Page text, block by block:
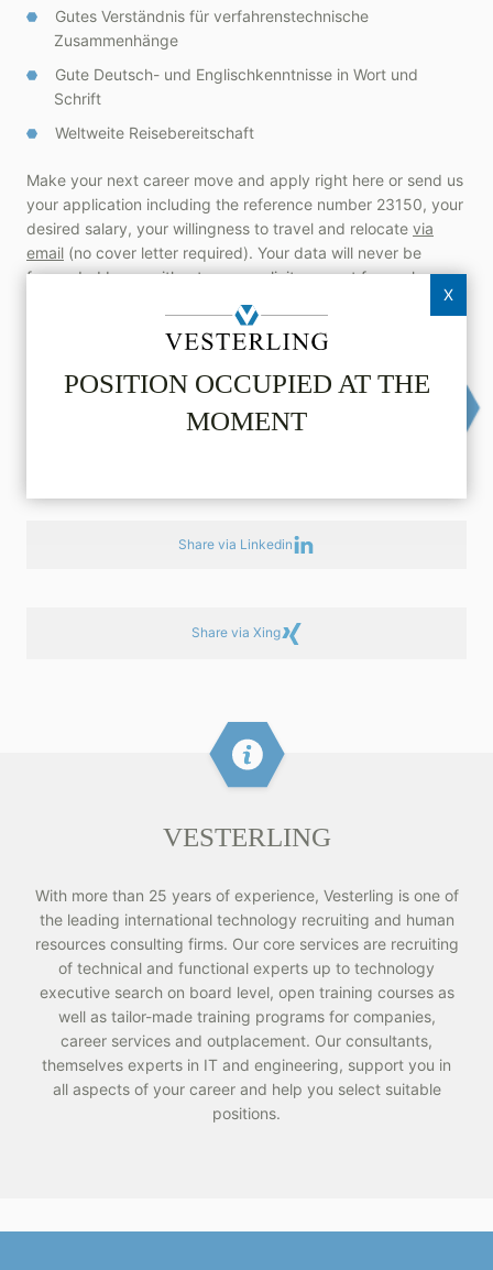
POSITION OCCUPIED AT THE
MOMENT
X
Gutes Verständnis für verfahrenstechnische
Zusammenhänge
Gute Deutsch- und Englischkenntnisse in Wort und
Schrift
Weltweite Reisebereitschaft
Make your next career move and apply right here or send us
your application including the reference number 23150, your
desired salary, your willingness to travel and relocate via
email (no cover letter required). Your data will never be
forwarded by us without your explicit consent for each
Share via Linkedin
Share via Xing
VESTERLING
With more than 25 years of experience, Vesterling is one of
the leading international technology recruiting and human
resources consulting firms. Our core services are recruiting
of technical and functional experts up to technology
executive search on board level, open training courses as
well as tailor-made training programs for companies,
career services and outplacement. Our consultants,
themselves experts in IT and engineering, support you in
all aspects of your career and help you select suitable
positions.